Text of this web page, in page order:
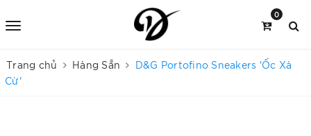
0
Trang chủ Hàng Sẵn
D&G Portofino Sneakers 'Ốc Xà
Cừ'